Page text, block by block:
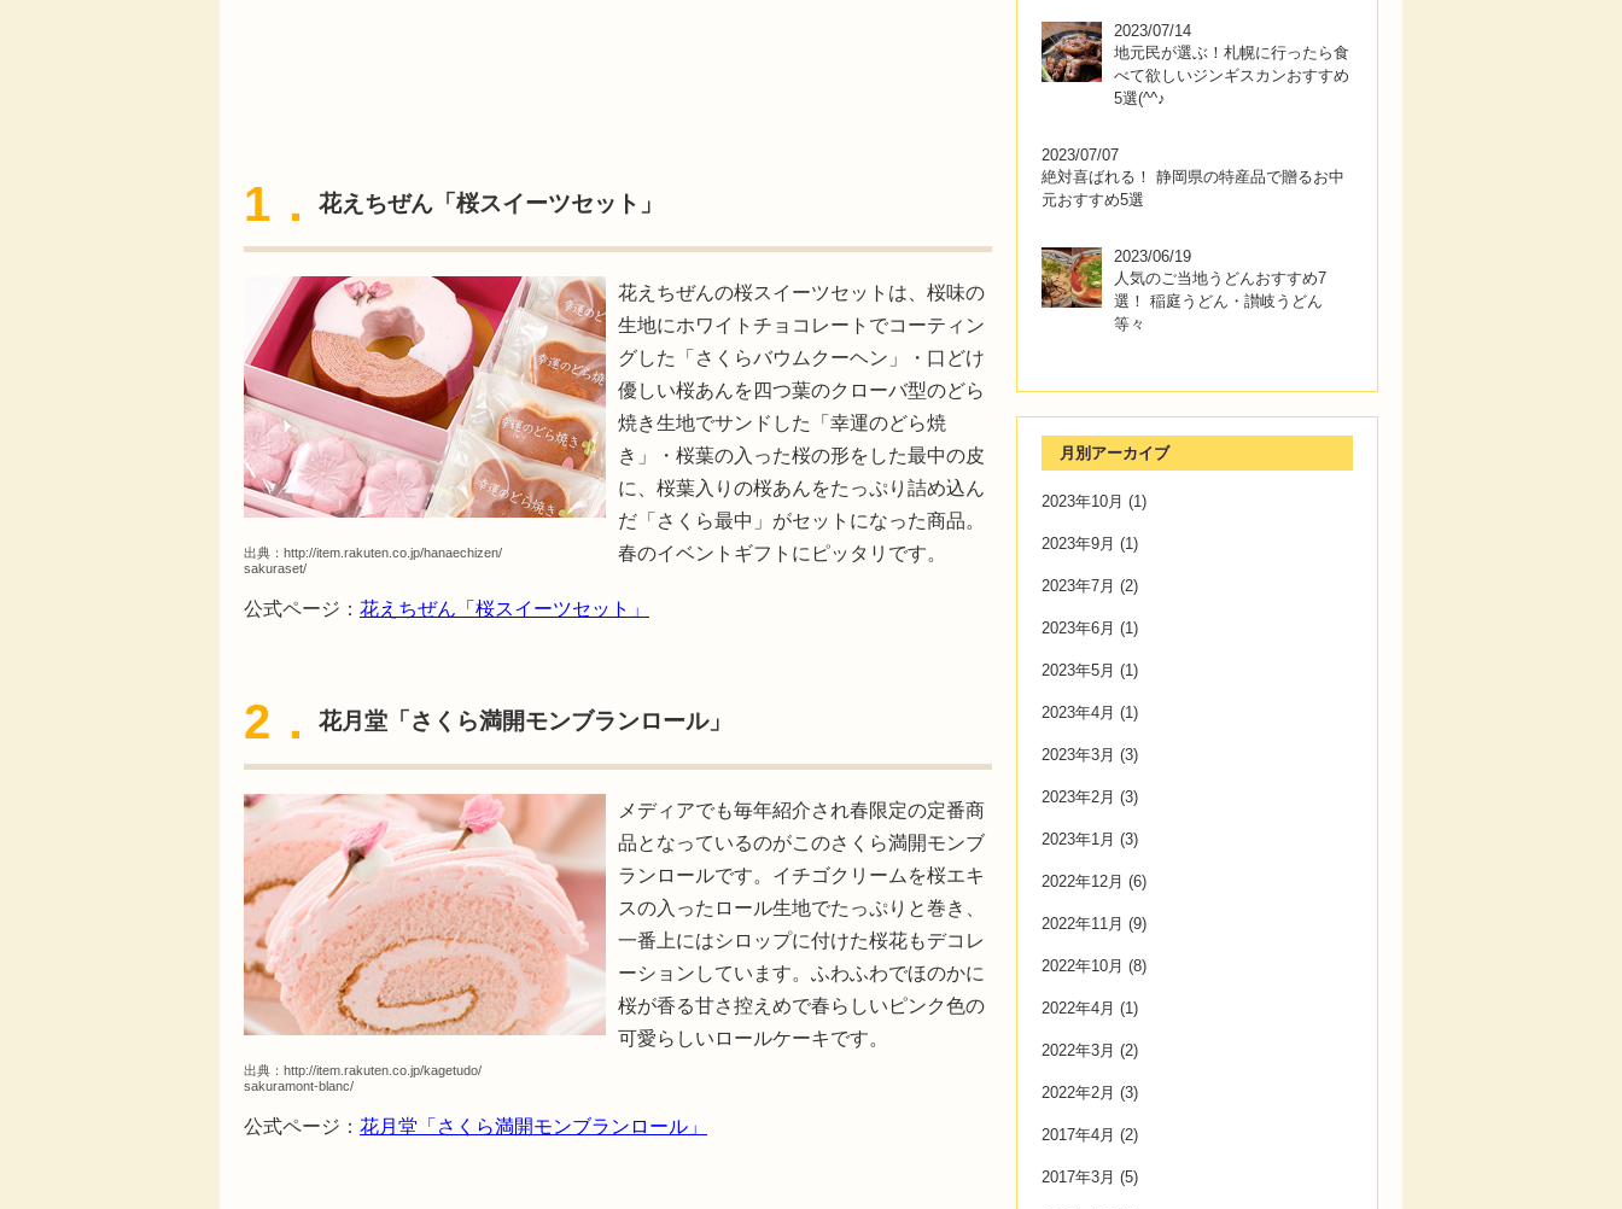
1． 花えちぜん「桜スイーツセット」
出典： http://item.rakuten.co.jp/hanaechizen/
sakuraset/
花えちぜんの桜スイーツセットは、桜味の
生地にホワイトチョコレートでコーティン
グした「さくらバウムクーヘン」・口どけ
優しい桜あんを四つ葉のクローバ型のどら
焼き生地でサンドした「幸運のどら焼
き」・桜葉の入った桜の形をした最中の皮
に、桜葉入りの桜あんをたっぷり詰め込ん
だ「さくら最中」がセットになった商品。
春のイベントギフトにピッタリです。
公式ページ： 花えちぜん「桜スイーツセット」
2． 花月堂「さくら満開モンブランロール」
出典： http://item.rakuten.co.jp/kagetudo/
sakuramont-blanc/
メディアでも毎年紹介され春限定の定番商
品となっているのがこのさくら満開モンブ
ランロールです。イチゴクリームを桜エキ
スの入ったロール生地でたっぷりと巻き、
一番上にはシロップに付けた桜花もデコレ
ーションしています。ふわふわでほのかに
桜が香る甘さ控えめで春らしいピンク色の
可愛らしいロールケーキです。
公式ページ： 花月堂「さくら満開モンブランロール」
2023/07/14
地元民が選ぶ！札幌に行ったら食
べて欲しいジンギスカンおすすめ
5選(^^♪
2023/07/07
絶対喜ばれる！ 静岡県の特産品で贈るお中
元おすすめ5選
2023/06/19
人気のご当地うどんおすすめ7
選！ 稲庭うどん・讃岐うどん
等々
月別アーカイブ
2023年10月 (1)
2023年9月 (1)
2023年7月 (2)
2023年6月 (1)
2023年5月 (1)
2023年4月 (1)
2023年3月 (3)
2023年2月 (3)
2023年1月 (3)
2022年12月 (6)
2022年11月 (9)
2022年10月 (8)
2022年4月 (1)
2022年3月 (2)
2022年2月 (3)
2017年4月 (2)
2017年3月 (5)